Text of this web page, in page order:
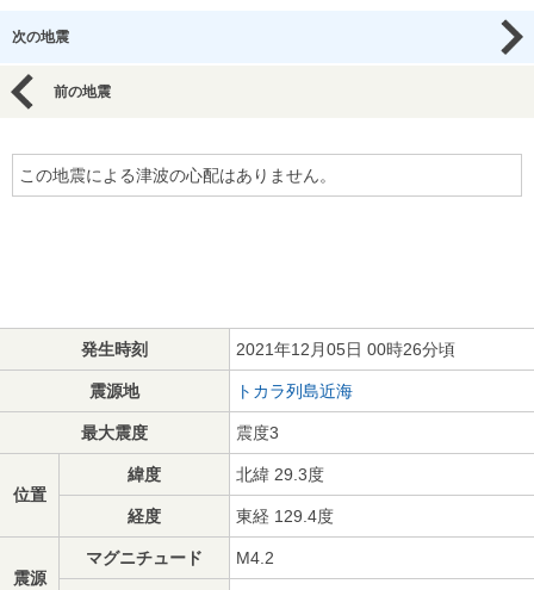
次の地震
前の地震
この地震による津波の心配はありません。
発生時刻 2021年12月05日 00時26分頃
震源地 トカラ列島近海
最大震度 震度3
位置
緯度 北緯 29.3度
経度 東経 129.4度
震源
マグニチュード M4.2